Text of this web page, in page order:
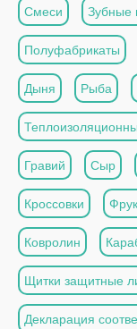
Смеси Зубные
Полуфабрикаты
Дыня Рыба
Гравий Сыр
Кроссовки
Ковролин
Щитки защитные
Декларация